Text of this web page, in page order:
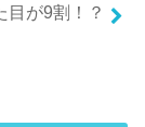
目が9割！？